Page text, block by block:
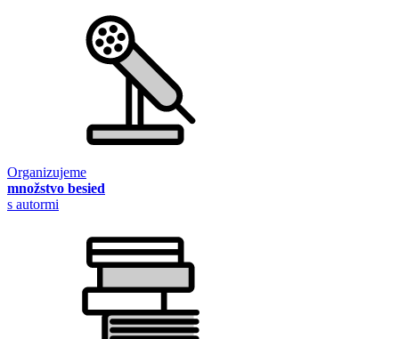
Organizujeme
množstvo besied
s autormi